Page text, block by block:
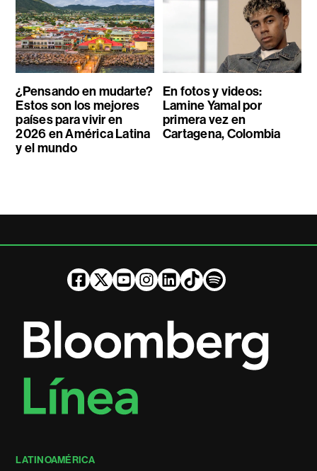
¿Pensando en mudarte?
Estos son los mejores
países para vivir en
2026 en América Latina
y el mundo
En fotos y videos:
Lamine Yamal por
primera vez en
Cartagena, Colombia
LATINOAMÉRICA